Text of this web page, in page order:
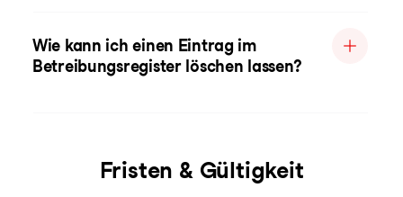
Wie kann ich einen Eintrag im
Betreibungsregister löschen lassen?
Fristen & Gültigkeit